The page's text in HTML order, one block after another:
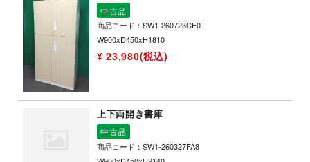
中古品
商品コード：SW1-260723CE0
W900xD450xH1810
¥ 23,980(税込)
上下両開き書庫
中古品
商品コード：SW1-260327FA8